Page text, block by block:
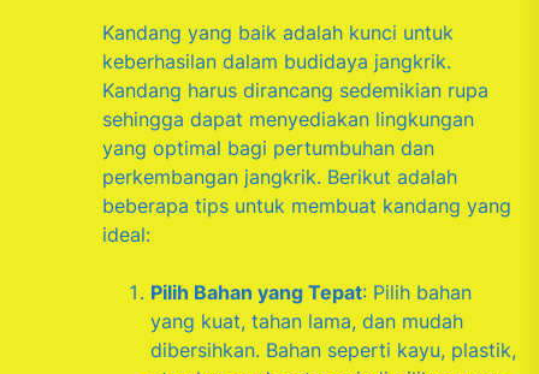
Kandang yang baik adalah kunci untuk
keberhasilan dalam budidaya jangkrik.
Kandang harus dirancang sedemikian rupa
sehingga dapat menyediakan lingkungan
yang optimal bagi pertumbuhan dan
perkembangan jangkrik. Berikut adalah
beberapa tips untuk membuat kandang yang
ideal:
Pilih Bahan yang Tepat: Pilih bahan
yang kuat, tahan lama, dan mudah
dibersihkan. Bahan seperti kayu, plastik,